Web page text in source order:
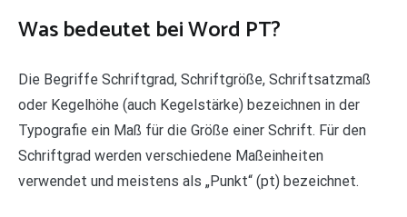
Was bedeutet bei Word PT?
Die Begriffe Schriftgrad, Schriftgröße, Schriftsatzmaß
oder Kegelhöhe (auch Kegelstärke) bezeichnen in der
Typografie ein Maß für die Größe einer Schrift. Für den
Schriftgrad werden verschiedene Maßeinheiten
verwendet und meistens als „Punkt“ (pt) bezeichnet.